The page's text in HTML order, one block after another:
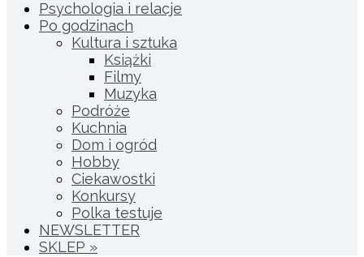
Psychologia i relacje
Po godzinach
Kultura i sztuka
Książki
Filmy
Muzyka
Podróże
Kuchnia
Dom i ogród
Hobby
Ciekawostki
Konkursy
Polka testuje
NEWSLETTER
SKLEP »